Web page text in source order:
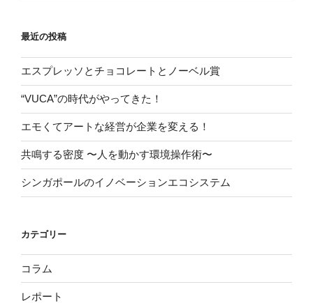
最近の投稿
エスプレッソとチョコレートとノーベル賞
“VUCA”の時代がやってきた！
エモくてアートな経営が企業を変える！
共鳴する密度 〜人を動かす環境操作術〜
シンガポールのイノベーションエコシステム
カテゴリー
コラム
レポート